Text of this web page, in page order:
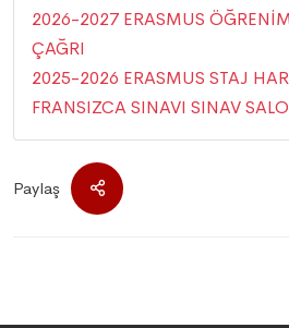
2026-2027 ERASMUS
ÇAĞRI
2025-2026 ERASMUS STAJ
FRANSIZCA SINAVI SINAV
Paylaş